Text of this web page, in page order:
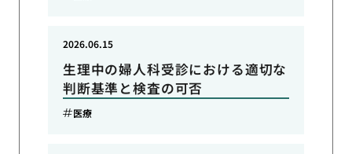
生理中の婦人科受診における適切な
判断基準と検査の可否
2026.06.15
医療